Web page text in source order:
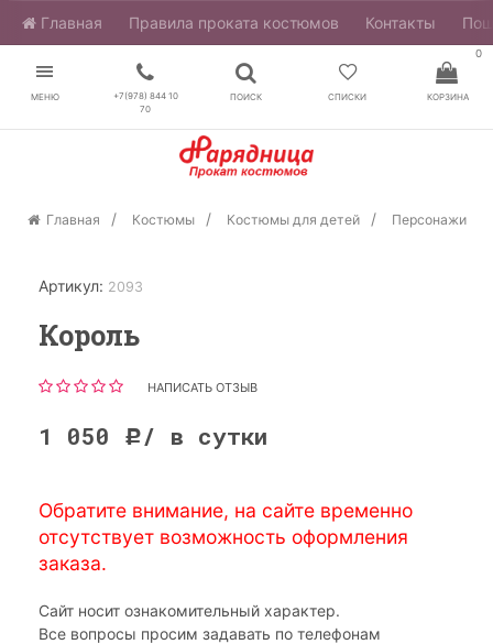
Главная ​Правила проката костюмов Контакты
МЕНЮ
+7(978) 844 10
70
ПОИСК СПИСКИ
0
КОРЗИНА
Главная Костюмы Костюмы для детей Персонажи
Артикул: 2093
Король
НАПИСАТЬ ОТЗЫВ
1 050 Р / в сутки
Обратите внимание, на сайте временно
отсутствует возможность оформления
заказа.
Сайт носит ознакомительный характер.
Все вопросы просим задавать по телефонам